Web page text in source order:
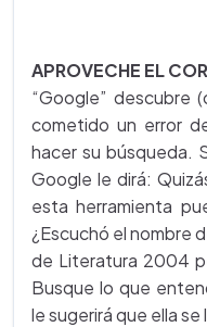
APROVECHE EL
“Google” descubre
cometido un error
hacer su búsqueda.
Google le dirá:
esta herramienta
¿Escuchó el nombre
de Literatura 2004
Busque lo que
le sugerirá que ella se